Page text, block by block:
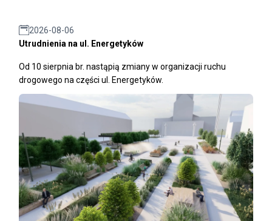
2026-08-06
Utrudnienia na ul. Energetyków
Od 10 sierpnia br. nastąpią zmiany w organizacji ruchu
drogowego na części ul. Energetyków.